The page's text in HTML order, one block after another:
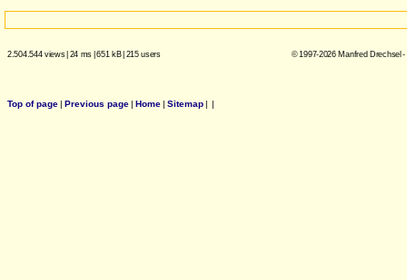
2.504.544 views| 24 ms |651 kB| 215 users © 1997-2026 Manfred Drechsel
Top of page| Previous page| Home| Sitemap| |